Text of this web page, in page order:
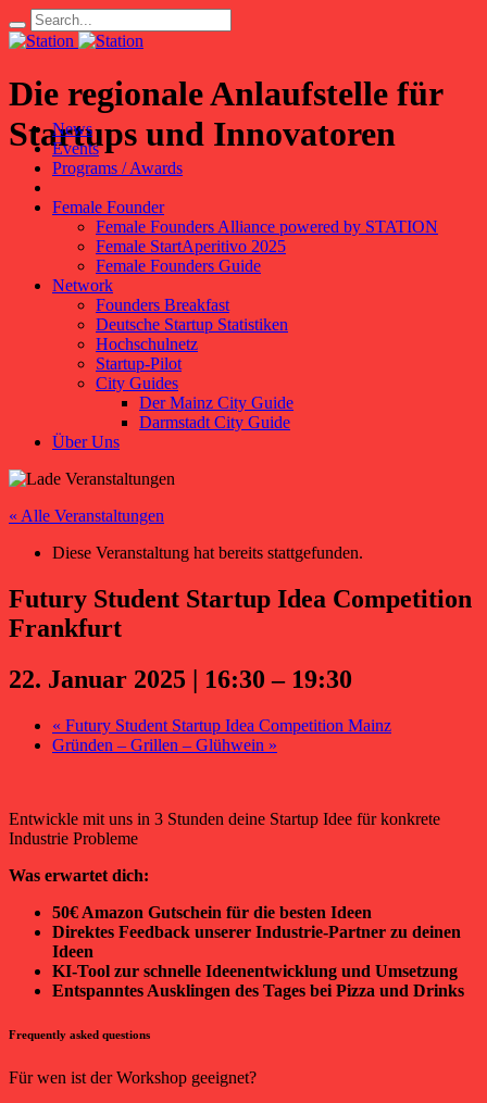
Die regionale Anlaufstelle für
Startups und Innovatoren
News
Events
Programs / Awards
Female Founder
Female Founders Alliance powered by STATION
Female StartAperitivo 2025
Female Founders Guide
Network
Founders Breakfast
Deutsche Startup Statistiken
Hochschulnetz
Startup-Pilot
City Guides
Der Mainz City Guide
Darmstadt City Guide
Über Uns
« Alle Veranstaltungen
Diese Veranstaltung hat bereits stattgefunden.
Futury Student Startup Idea Competition
Frankfurt
22. Januar 2025 | 16:30 – 19:30
« Futury Student Startup Idea Competition Mainz
Gründen – Grillen – Glühwein »
Entwickle mit uns in 3 Stunden deine Startup Idee für konkrete
Industrie Probleme
Was erwartet dich:
50€ Amazon Gutschein für die besten Ideen
Direktes Feedback unserer Industrie-Partner zu deinen
Ideen
KI-Tool zur schnelle Ideenentwicklung und Umsetzung
Entspanntes Ausklingen des Tages bei Pizza und Drinks
Frequently asked questions
Für wen ist der Workshop geeignet?